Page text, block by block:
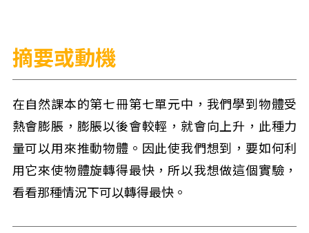
摘要或動機
在自然課本的第七冊第七單元中，我們學到物體受
熱會膨脹，膨脹以後會較輕，就會向上升，此種力
量可以用來推動物體。因此使我們想到，要如何利
用它來使物體旋轉得最快，所以我想做這個實驗，
看看那種情況下可以轉得最快。